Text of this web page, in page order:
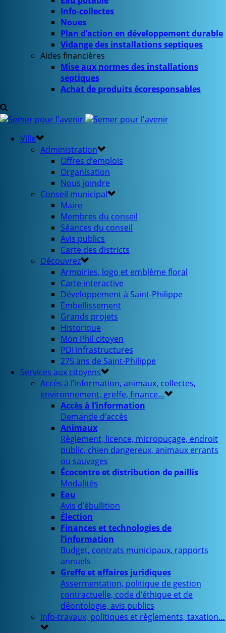
Info-collectes
Noues
Plan d’action en développement durable
Vidange des installations septiques
Aides financières
Mise aux normes des installations
septiques
Achat de produits écoresponsables
Ville
Administration
Offres d’emplois
Organisation
Nous joindre
Conseil municipal
Maire
Membres du conseil
Séances du conseil
Avis publics
Carte des districts
Découvrez
Armoiries, logo et emblème floral
Carte interactive
Développement à Saint-Philippe
Embellissement
Grands projets
Historique
Mon Phil citoyen
PDI infrastructures
275 ans de Saint-Philippe
Services aux citoyens
Accès à l’information, animaux, collectes,
environnement, greffe, finance…
Accès à l’information
Demande d’accès
Animaux
Règlement, licence, micropuçage, endroit
public, chien dangereux, animaux errants
ou sauvages
Écocentre et distribution de paillis
Modalités
Eau
Avis d’ébullition
Élection
Finances et technologies de
l’information
Budget, contrats municipaux, rapports
annuels
Greffe et affaires juridiques
Assermentation, politique de gestion
contractuelle, code d’éthique et de
déontologie, avis publics
Info-travaux, politiques et règlements, taxation…